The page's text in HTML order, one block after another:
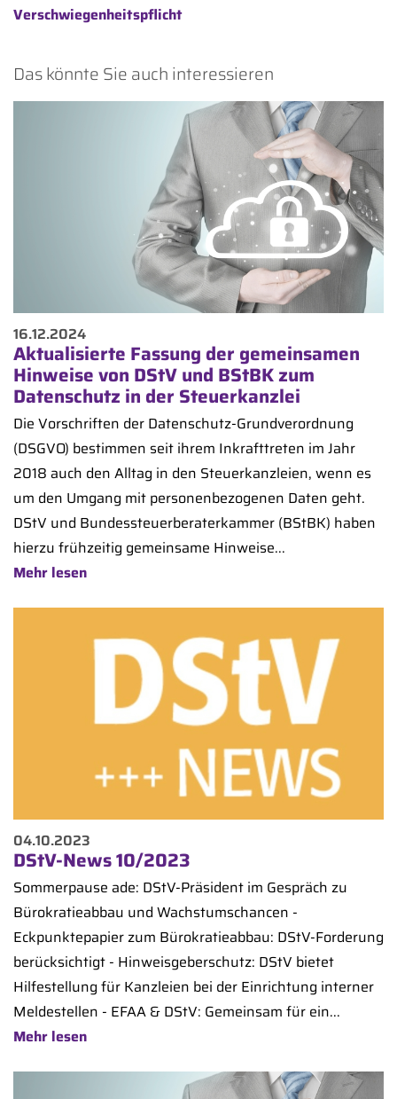
Verschwiegenheitspflicht
Das könnte Sie auch interessieren
16.12.2024
Aktualisierte Fassung der gemeinsamen
Hinweise von DStV und BStBK zum
Datenschutz in der Steuerkanzlei
Die Vorschriften der Datenschutz-Grundverordnung
(DSGVO) bestimmen seit ihrem Inkrafttreten im Jahr
2018 auch den Alltag in den Steuerkanzleien, wenn es
um den Umgang mit personenbezogenen Daten geht.
DStV und Bundessteuerberaterkammer (BStBK) haben
hierzu frühzeitig gemeinsame Hinweise...
Mehr lesen
04.10.2023
DStV-News 10/2023
Sommerpause ade: DStV-Präsident im Gespräch zu
Bürokratieabbau und Wachstumschancen -
Eckpunktepapier zum Bürokratieabbau: DStV-Forderung
berücksichtigt - Hinweisgeberschutz: DStV bietet
Hilfestellung für Kanzleien bei der Einrichtung interner
Meldestellen - EFAA & DStV: Gemeinsam für ein...
Mehr lesen